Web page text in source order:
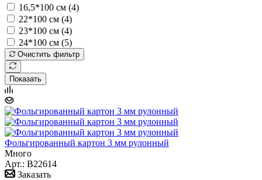
16,5*100 см (4)
22*100 см (4)
23*100 см (4)
24*100 см (5)
Очистить фильтр
Показать
Фольгированный картон 3 мм рулонный
Много
Арт.: B22614
Заказать